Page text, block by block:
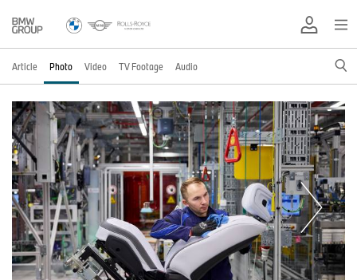
Article Photo Video TV Footage Audio